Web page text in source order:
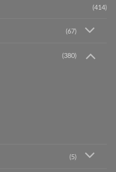
(414)
(67)
(380)
(5)